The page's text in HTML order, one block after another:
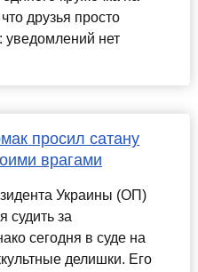
друзья просто
уведомлений нет
просил сатану
врагами
Украины (ОП)
судить за
сегодня в суде на
делишки. Его